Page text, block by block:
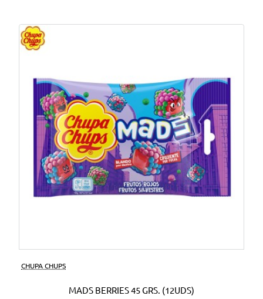
CHUPA CHUPS
MADS BERRIES 45 GRS. (12UDS)